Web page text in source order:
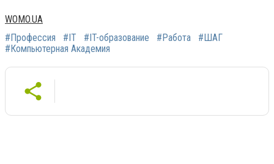
WOMO.UA
#Профессия
#IT #IT-образование #Работа
#ШАГ
#Компьютерная Академия